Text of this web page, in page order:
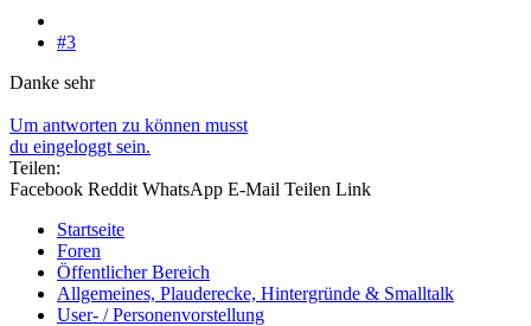
#3
Danke sehr
Um antworten zu können musst
du eingeloggt sein.
Teilen:
Facebook Reddit WhatsApp E-Mail Teilen Link
Startseite
Foren
Öffentlicher Bereich
Allgemeines, Plauderecke, Hintergründe & Smalltalk
User- / Personenvorstellung